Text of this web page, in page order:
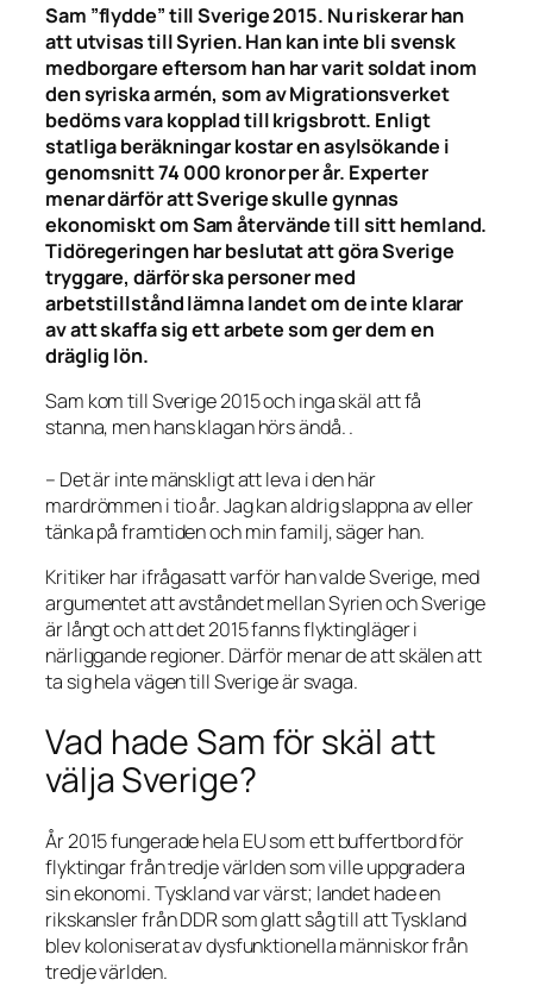
Sam ”flydde” till Sverige 2015. Nu riskerar han
att utvisas till Syrien. Han kan inte bli svensk
medborgare eftersom han har varit soldat inom
den syriska armén, som av Migrationsverket
bedöms vara kopplad till krigsbrott. Enligt
statliga beräkningar kostar en asylsökande i
genomsnitt 74 000 kronor per år. Experter
menar därför att Sverige skulle gynnas
ekonomiskt om Sam återvände till sitt hemland.
Tidöregeringen har beslutat att göra Sverige
tryggare, därför ska personer med
arbetstillstånd lämna landet om de inte klarar
av att skaffa sig ett arbete som ger dem en
dräglig lön.
Sam kom till Sverige 2015 och inga skäl att få
stanna, men hans klagan hörs ändå. .
– Det är inte mänskligt att leva i den här
mardrömmen i tio år. Jag kan aldrig slappna av eller
tänka på framtiden och min familj, säger han.
Kritiker har ifrågasatt varför han valde Sverige, med
argumentet att avståndet mellan Syrien och Sverige
är långt och att det 2015 fanns flyktingläger i
närliggande regioner. Därför menar de att skälen att
ta sig hela vägen till Sverige är svaga.
Vad hade Sam för skäl att
välja Sverige?
År 2015 fungerade hela EU som ett buffertbord för
flyktingar från tredje världen som ville uppgradera
sin ekonomi. Tyskland var värst; landet hade en
rikskansler från DDR som glatt såg till att Tyskland
blev koloniserat av dysfunktionella människor från
tredje världen.